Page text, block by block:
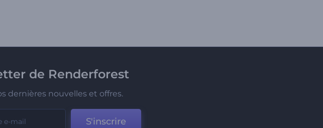
de Renderforest
dernières nouvelles et offres.
S'inscrire